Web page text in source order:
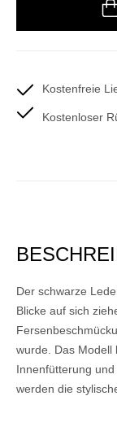
Kostenfreie
Kostenloser
Der schwarze
Blicke auf sich
wurde. Das Modell
Innenfütterung
werden die